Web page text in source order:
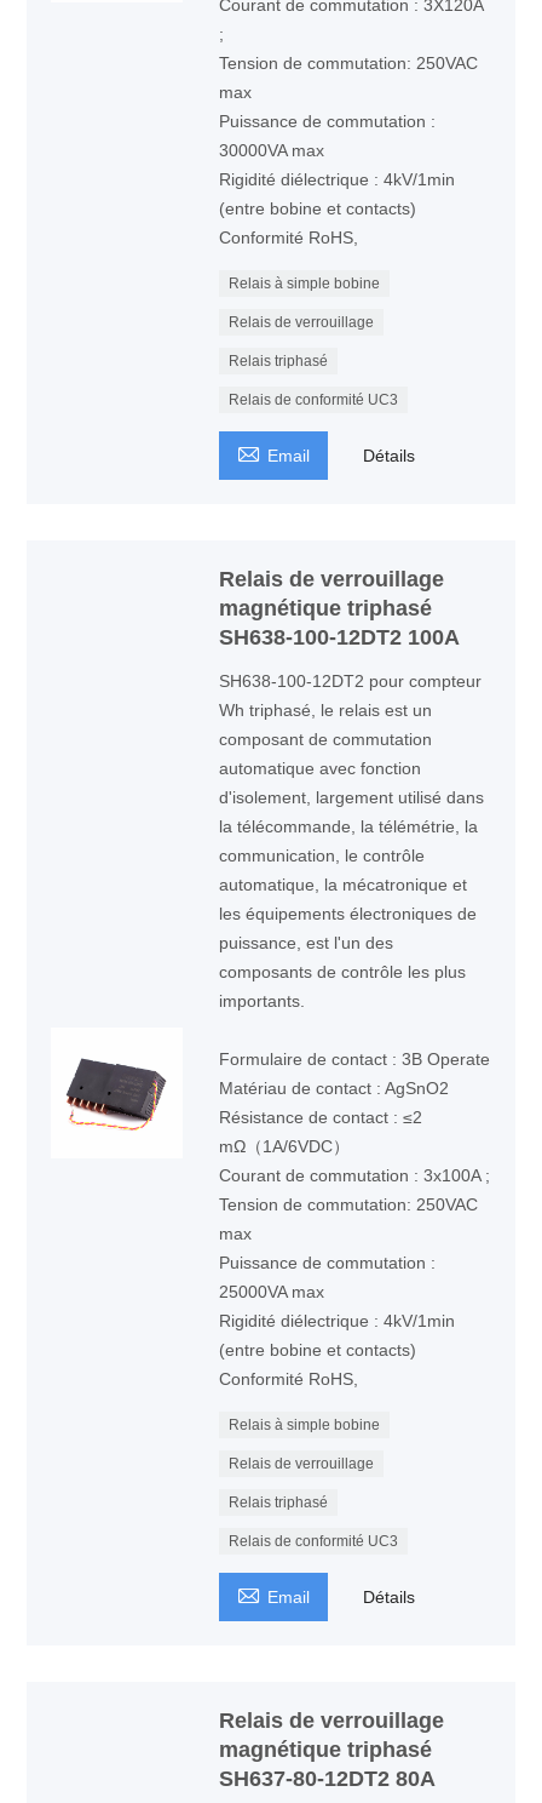
Courant de commutation : 3X120A
;
Tension de commutation: 250VAC
max
Puissance de commutation :
30000VA max
Rigidité diélectrique : 4kV/1min
(entre bobine et contacts)
Conformité RoHS,
Relais à simple bobine
Relais de verrouillage
Relais triphasé
Relais de conformité UC3
 Email Détails
Relais de verrouillage
magnétique triphasé
SH638-100-12DT2 100A
SH638-100-12DT2 pour compteur
Wh triphasé, le relais est un
composant de commutation
automatique avec fonction
d'isolement, largement utilisé dans
la télécommande, la télémétrie, la
communication, le contrôle
automatique, la mécatronique et
les équipements électroniques de
puissance, est l'un des
composants de contrôle les plus
importants.
Formulaire de contact : 3B Operate
Matériau de contact : AgSnO2
Résistance de contact : ≤2
mΩ（1A/6VDC）
Courant de commutation : 3x100A ;
Tension de commutation: 250VAC
max
Puissance de commutation :
25000VA max
Rigidité diélectrique : 4kV/1min
(entre bobine et contacts)
Conformité RoHS,
Relais à simple bobine
Relais de verrouillage
Relais triphasé
Relais de conformité UC3
 Email Détails
Relais de verrouillage
magnétique triphasé
SH637-80-12DT2 80A